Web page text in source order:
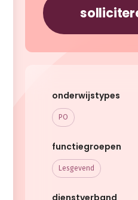
onderwijstypes
PO
functiegroepen
Lesgevend
dienstverband